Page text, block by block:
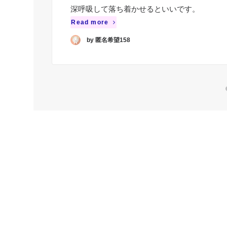
深呼吸して落ち着かせるといいです。
Read more
by 匿名希望158